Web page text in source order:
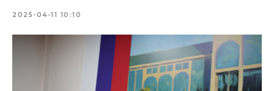
2025-04-11 10:10